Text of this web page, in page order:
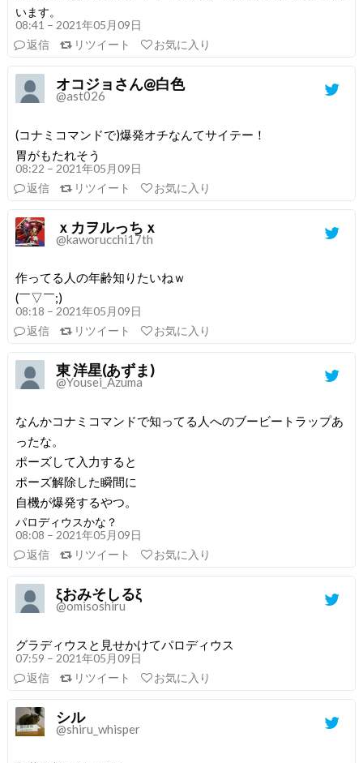
います。
08:41 – 2021年05月09日
返信
リツイート お気に入り
オコジョさん@白色
@ast026
(コナミコマンドで)爆発オチなんてサイテー！
胃がもたれそう
08:22 – 2021年05月09日
返信
リツイート お気に入り
ｘカヲルっちｘ
@kaworucchi17th
作ってる人の年齢知りたいねｗ
(￣▽￣;)
08:18 – 2021年05月09日
返信
リツイート お気に入り
東 洋星(あずま)
@Yousei_Azuma
なんかコナミコマンドで知ってる人へのブービートラップあ
ったな。
ポーズして入力すると
ポーズ解除した瞬間に
自機が爆発するやつ。
パロディウスかな？
08:08 – 2021年05月09日
返信
リツイート お気に入り
ξおみそしるξ
@omisoshiru
グラディウスと見せかけてパロディウス
07:59 – 2021年05月09日
返信
リツイート お気に入り
シル
@shiru_whisper